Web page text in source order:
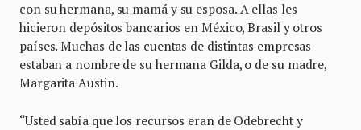
con su hermana, su mamá y su esposa. A ellas les
hicieron depósitos bancarios en México, Brasil y otros
países. Muchas de las cuentas de distintas empresas
estaban a nombre de su hermana Gilda, o de su madre,
Margarita Austin.
“Usted sabía que los recursos eran de Odebrecht y